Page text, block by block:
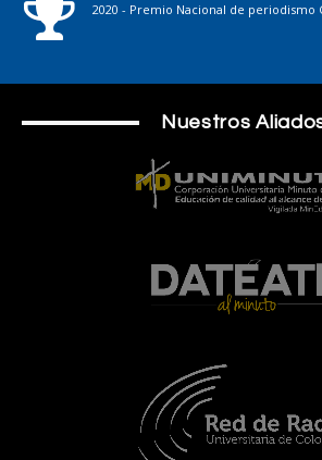
2020 - Premio Nacional de periodismo
Nuestros